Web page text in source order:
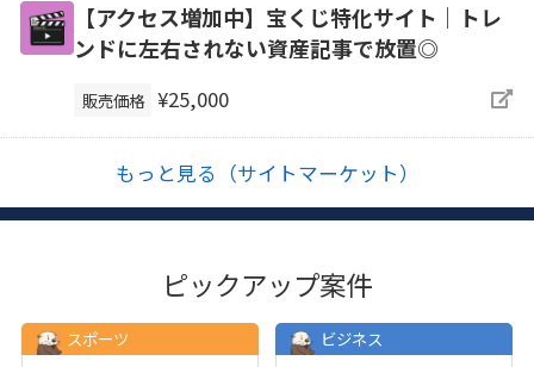
【アクセス増加中】宝くじ特化サイト｜トレ
ンドに左右されない資産記事で放置◎
販売価格 ¥25,000
もっと見る（サイトマーケット）
ピックアップ案件
スポーツ
ビジネス